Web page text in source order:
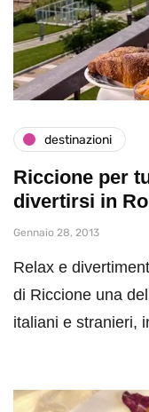
destinazioni
Riccione per
divertirsi in
Gennaio 28, 2013
Relax e
di Riccione una
italiani e stranieri,